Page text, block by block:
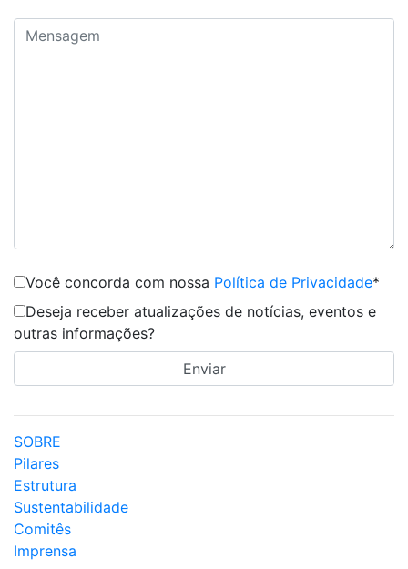
Você concorda com nossa Política de Privacidade*
Deseja receber atualizações de notícias, eventos e
outras informações?
SOBRE
Pilares
Estrutura
Sustentabilidade
Comitês
Imprensa